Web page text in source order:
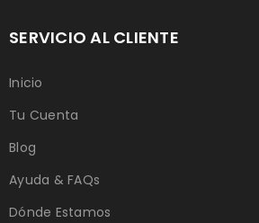
SERVICIO AL CLIENTE
Inicio
Tu Cuenta
Blog
Ayuda & FAQs
Dónde Estamos